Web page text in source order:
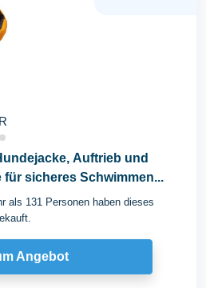
Auftrieb und
sicheres Schwimmen...
als 131 Personen haben dieses
Angebot